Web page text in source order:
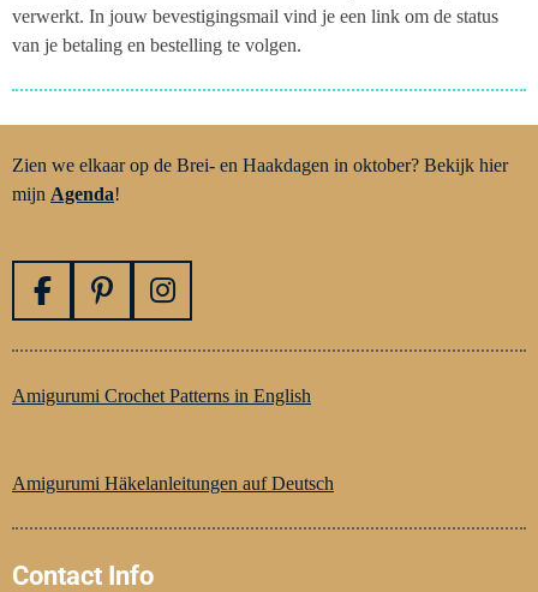
verwerkt. In jouw bevestigingsmail vind je een link om de status
van je betaling en bestelling te volgen.
Zien we elkaar op de Brei- en Haakdagen in oktober? Bekijk hier
mijn Agenda!
F
c
e
o
P
n
t
e
t
I
s
t
r
m
Amigurumi Crochet Patterns in English
Amigurumi Häkelanleitungen auf Deutsch
Contact Info